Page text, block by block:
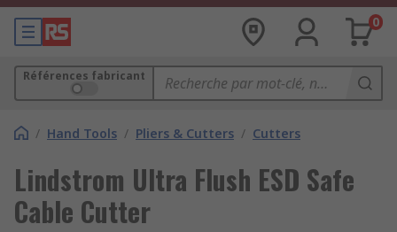
0
Références fabricant
/ Hand Tools / Pliers & Cutters / Cutters
Lindstrom Ultra Flush ESD Safe
Cable Cutter